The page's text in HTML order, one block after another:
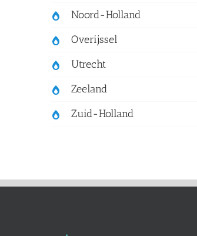
Noord-Holland
Overijssel
Utrecht
Zeeland
Zuid-Holland